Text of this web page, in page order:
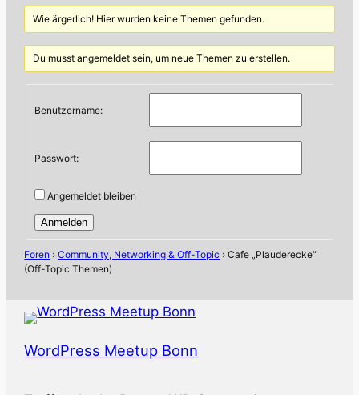
Wie ärgerlich! Hier wurden keine Themen gefunden.
Du musst angemeldet sein, um neue Themen zu erstellen.
Benutzername:
Passwort:
Angemeldet bleiben
Anmelden
Foren › Community, Networking & Off-Topic › Cafe „Plauderecke“
(Off-Topic Themen)
WordPress Meetup Bonn